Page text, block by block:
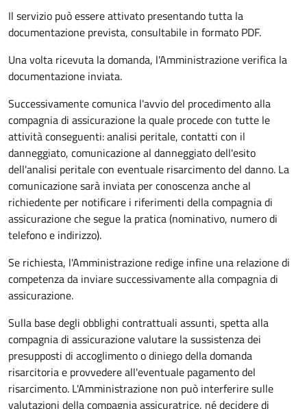
Il servizio può essere attivato presentando tutta la
documentazione prevista, consultabile in formato PDF.
Una volta ricevuta la domanda, l'Amministrazione verifica la
documentazione inviata.
Successivamente comunica l'avvio del procedimento alla
compagnia di assicurazione la quale procede con tutte le
attività conseguenti: analisi peritale, contatti con il
danneggiato, comunicazione al danneggiato dell'esito
dell'analisi peritale con eventuale risarcimento del danno. La
comunicazione sarà inviata per conoscenza anche al
richiedente per notificare i riferimenti della compagnia di
assicurazione che segue la pratica (nominativo, numero di
telefono e indirizzo).
Se richiesta, l'Amministrazione redige infine una relazione di
competenza da inviare successivamente alla compagnia di
assicurazione.
Sulla base degli obblighi contrattuali assunti, spetta alla
compagnia di assicurazione valutare la sussistenza dei
presupposti di accoglimento o diniego della domanda
risarcitoria e provvedere all'eventuale pagamento del
risarcimento. L'Amministrazione non può interferire sulle
valutazioni della compagnia assicuratrice, né decidere di